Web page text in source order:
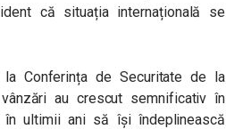
că situația internațională se
Conferința de Securitate de la
au crescut semnificativ în
în ultimii ani să își îndeplinească